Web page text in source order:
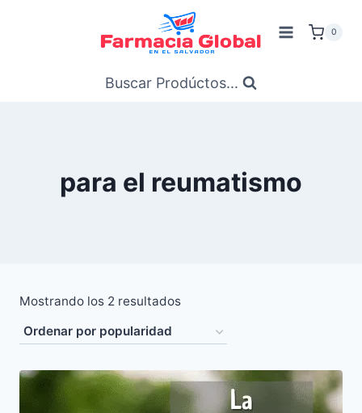
0
Buscar Prodúctos...
para el reumatismo
Mostrando los 2 resultadosOrdenado
popularidad